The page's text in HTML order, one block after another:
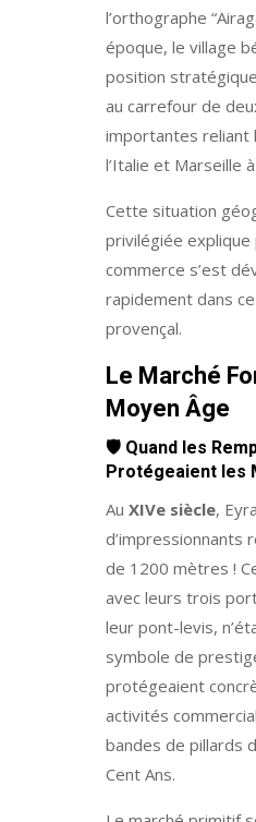
l’orthographe
époque, le village
position
au carrefour de
importantes reliant
l’Italie et Marseille
Cette situation
privilégiée explique
commerce s’est
rapidement dans
provençal.
Le Marché
Moyen Âge
🛡️Quand les
Protégeaient les
Au XIVe siècle,
d’impressionnants
de 1200 mètres !
avec leurs trois
leur pont-levis,
symbole de
protégeaient
activités
bandes de pillards
Cent Ans.